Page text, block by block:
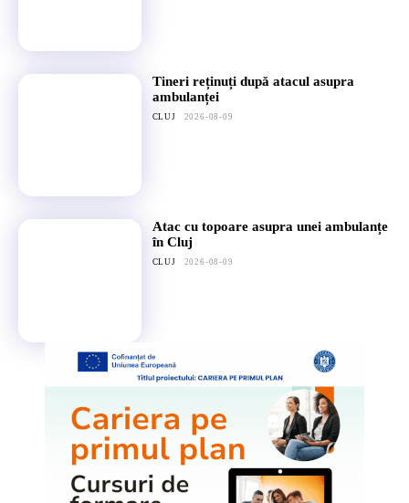
Tineri reținuți după atacul asupra
ambulanței
CLUJ 2026-08-09
Atac cu topoare asupra unei ambulanțe
în Cluj
CLUJ 2026-08-09